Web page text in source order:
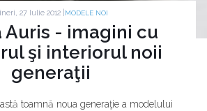
27 Iulie 2012 | MODELE NOI
Auris - imagini cu
şi interiorul noii
generaţii
toamnă noua generaţie a modelului